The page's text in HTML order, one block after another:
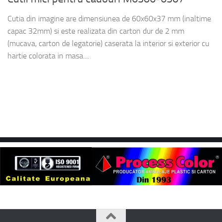
Cutia din imagine are dimensiunea de 60x60x37 mm (inaltime
capac 32mm) si este realizata din carton dur de 2 mm
(mucava, carton de legatorie) caserata la interior si exterior cu
hartie colorata in masa....